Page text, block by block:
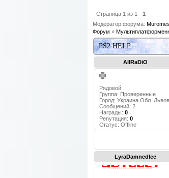
Страница 1 из 1
1
Модератор форума: Muromes
Форум »
PS2 HELP.
AllRaDiO
Рядовой
Группа: Проверенные
Город: Украина Обл. Львов
Сообщений: 2
Награды: 0
Репутация: 0
Статус: Offline
LyraDamnedIce